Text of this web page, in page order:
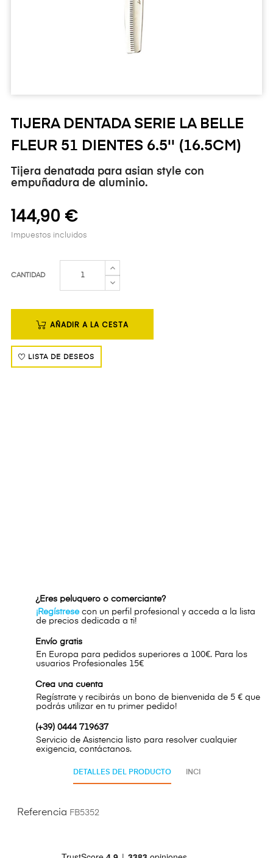
TIJERA DENTADA SERIE LA BELLE
FLEUR 51 DIENTES 6.5'' (16.5CM)
Tijera denatada para asian style con
empuñadura de aluminio.
144,90 €
Impuestos incluidos
CANTIDAD
AÑADIR A LA CESTA
LISTA DE DESEOS
¿Eres peluquero o comerciante?
¡Regístresecon un perfil profesional y acceda a la lista
de precios dedicada a ti!
Envío gratis
En Europa para pedidos superiores a 100€. Para los
usuarios Profesionales 15€
Crea una cuenta
Regístrate y recibirás un bono de bienvenida de 5 € que
podrás utilizar en tu primer pedido!
(+39) 0444 719637
Servicio de Asistencia listo para resolver cualquier
exigencia, contáctanos.
DETALLES DEL PRODUCTO INCI
Referencia FB5352